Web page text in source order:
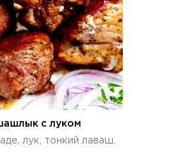
с луком
лук, тонкий лаваш.